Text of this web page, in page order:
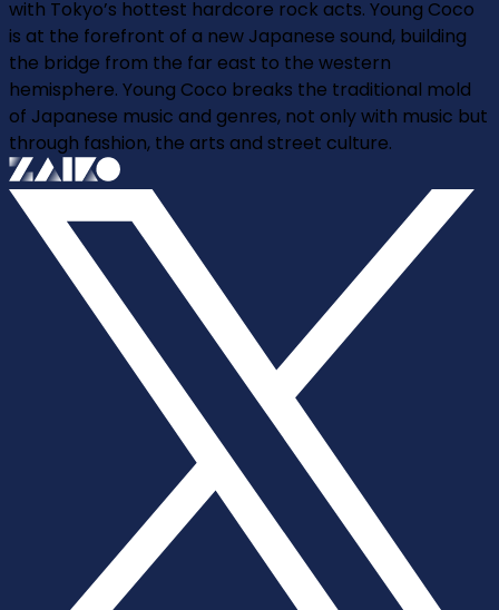
with Tokyo’s hottest hardcore rock acts. Young Coco
is at the forefront of a new Japanese sound, building
the bridge from the far east to the western
hemisphere. Young Coco breaks the traditional mold
of Japanese music and genres, not only with music but
through fashion, the arts and street culture.